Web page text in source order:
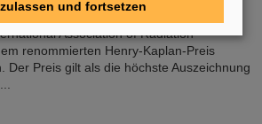
Gesellschaft zur
Association of Radiation
renommierten Henry-Kaplan-Preis
Der Preis gilt als die höchste Auszeichnung
und fortsetzen